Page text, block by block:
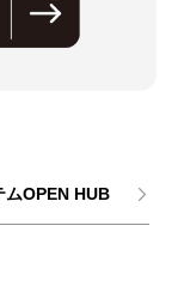
ムOPEN HUB